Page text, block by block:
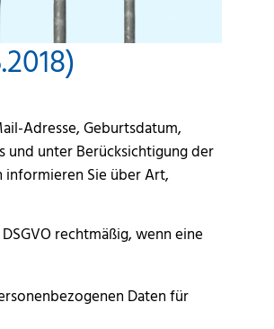
Adresse, Geburtsdatum,
und unter Berücksichtigung der
informieren Sie über Art,
rechtmäßig, wenn eine
Daten für